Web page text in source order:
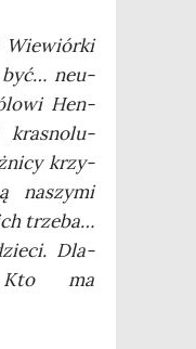
Wie­wiór­ki
być… neu­
Hen­
kra­sno­lu­
krzy­
naszy­mi
trze­ba…
Dla­
Kto ma